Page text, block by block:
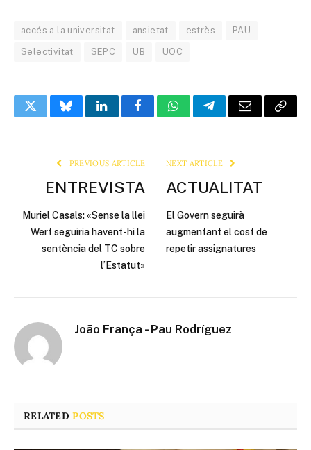
accés a la universitat ansietat estrès PAU
Selectivitat SEPC UB UOC
TwitterBlueskyLinkedInFacebookWhatsAppTelegramEmail Copy
PREVIOUS ARTICLE
ENTREVISTA
Muriel Casals: «Sense la llei
Wert seguiria havent-hi la
sentència del TC sobre
l’Estatut»
NEXT ARTICLE
ACTUALITAT
El Govern seguirà
augmentant el cost de
repetir assignatures
João França - Pau Rodríguez
RELATEDPOSTS